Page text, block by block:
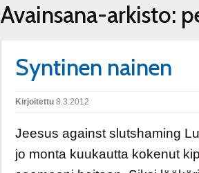
Avainsana-arkisto:
Syntinen nainen
Kirjoitettu8.3.2012
Jeesus against slutshaming
jo monta kuukautta kokenut